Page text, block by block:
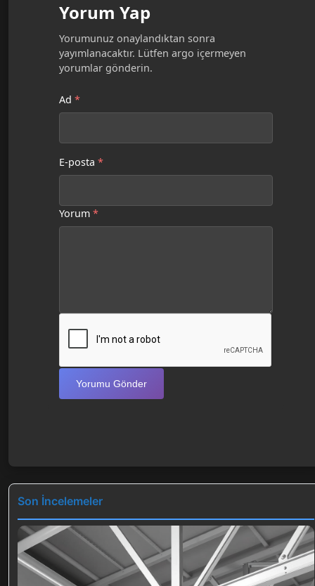
Yorum Yap
Yorumunuz onaylandıktan sonra
yayımlanacaktır. Lütfen argo içermeyen
yorumlar gönderin.
Ad *
E-posta *
Yorum *
Yorumu Gönder
Son İncelemeler